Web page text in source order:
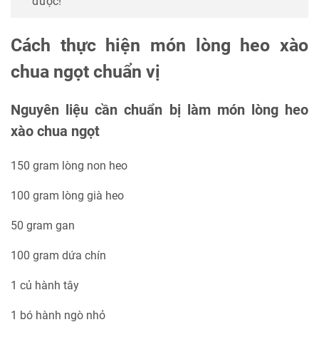
Cách thực hiện món lòng heo xào
chua ngọt chuẩn vị
Nguyên liệu cần chuẩn bị làm món lòng heo
xào chua ngọt
150 gram lòng non heo
100 gram lòng già heo
50 gram gan
100 gram dứa chín
1 củ hành tây
1 bó hành ngò nhỏ